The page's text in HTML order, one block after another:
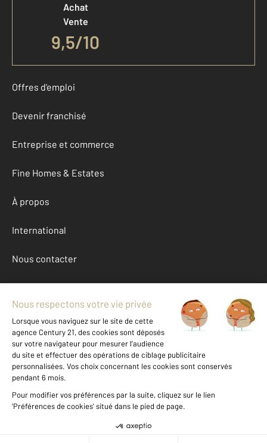
Achat
Vente
9,5/10
Offres d'emploi
Devenir franchisé
Entreprise et commerce
Fine Homes & Estates
À propos
International
Nous contacter
Mentions légales & CGU et Barèmes d'honoraires
Données personnelles
Gestionnaire des cookies
Achat appartement autour de PATRIMONIO (20253)